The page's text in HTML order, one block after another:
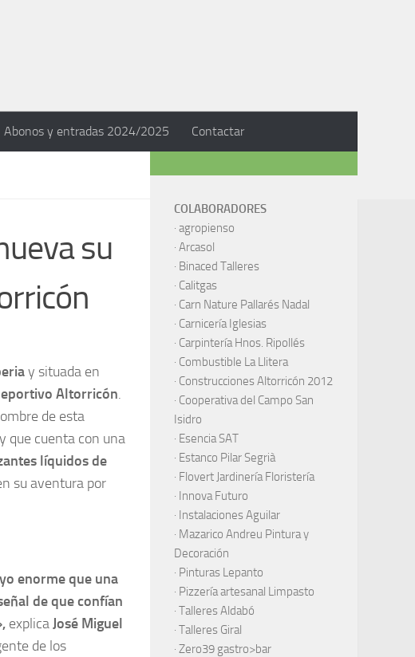
Abonos y entradas 2024/2025 Contactar
su
y situada en
Altorricón.
de esta
y que cuenta con una
líquidos de
su aventura por
enorme que una
de que confían
explicaJosé Miguel
de los
COLABORADORES
· agropienso
· Arcasol
· Binaced Talleres
· Calitgas
· Carn Nature Pallarés Nadal
· Carnicería Iglesias
· Carpintería Hnos. Ripollés
· Combustible La Llitera
· Construcciones Altorricón 2012
· Cooperativa del Campo San
Isidro
· Esencia SAT
· Estanco Pilar Segrià
· Flovert Jardinería Floristería
· Innova Futuro
· Instalaciones Aguilar
· Mazarico Andreu Pintura y
Decoración
· Pinturas Lepanto
· Pizzería artesanal Limpasto
· Talleres Aldabó
· Talleres Giral
· Zero39 gastro>bar